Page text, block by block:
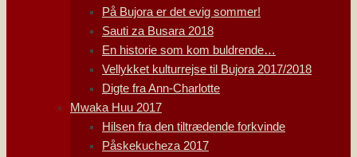
På Bujora er det evig sommer!
Sauti za Busara 2018
En historie som kom buldrende…
Vellykket kulturrejse til Bujora 2017/2018
Digte fra Ann-Charlotte
Mwaka Huu 2017
Hilsen fra den tiltrædende forkvinde
Påskekucheza 2017